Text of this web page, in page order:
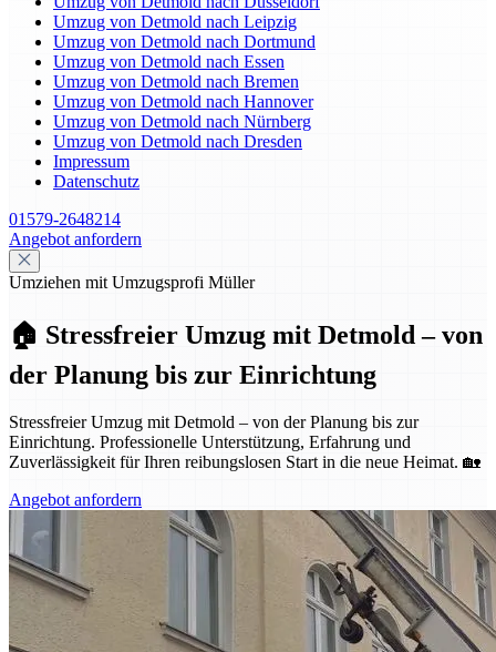
Umzug von Detmold nach Leipzig
Umzug von Detmold nach Dortmund
Umzug von Detmold nach Essen
Umzug von Detmold nach Bremen
Umzug von Detmold nach Hannover
Umzug von Detmold nach Nürnberg
Umzug von Detmold nach Dresden
Impressum
Datenschutz
01579-2648214
Angebot anfordern
Umziehen mit Umzugsprofi Müller
🏠 Stressfreier Umzug mit Detmold – von
der Planung bis zur Einrichtung
Stressfreier Umzug mit Detmold – von der Planung bis zur
Einrichtung. Professionelle Unterstützung, Erfahrung und
Zuverlässigkeit für Ihren reibungslosen Start in die neue Heimat. 🏡
Angebot anfordern